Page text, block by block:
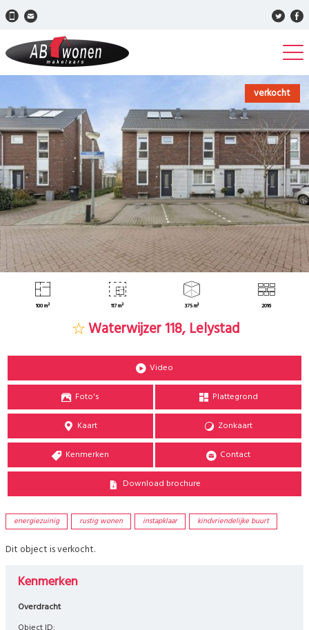
verkocht
100 m² 117 m² 375 m³ 2016
Waterwijzer 118, Lelystad
Video
Foto's Plattegrond
Kaart Zonkaart
Kenmerken Contact
Download brochure
energiezuinig rustig wonen instapklaar kindvriendelijke buurt
Dit object is verkocht.
Kenmerken
Overdracht